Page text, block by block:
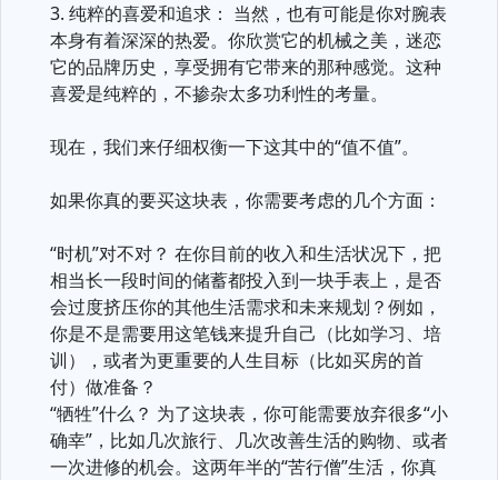
3. 纯粹的喜爱和追求： 当然，也有可能是你对腕表
本身有着深深的热爱。你欣赏它的机械之美，迷恋
它的品牌历史，享受拥有它带来的那种感觉。这种
喜爱是纯粹的，不掺杂太多功利性的考量。
现在，我们来仔细权衡一下这其中的“值不值”。
如果你真的要买这块表，你需要考虑的几个方面：
“时机”对不对？ 在你目前的收入和生活状况下，把
相当长一段时间的储蓄都投入到一块手表上，是否
会过度挤压你的其他生活需求和未来规划？例如，
你是不是需要用这笔钱来提升自己（比如学习、培
训），或者为更重要的人生目标（比如买房的首
付）做准备？
“牺牲”什么？ 为了这块表，你可能需要放弃很多“小
确幸”，比如几次旅行、几次改善生活的购物、或者
一次进修的机会。这两年半的“苦行僧”生活，你真